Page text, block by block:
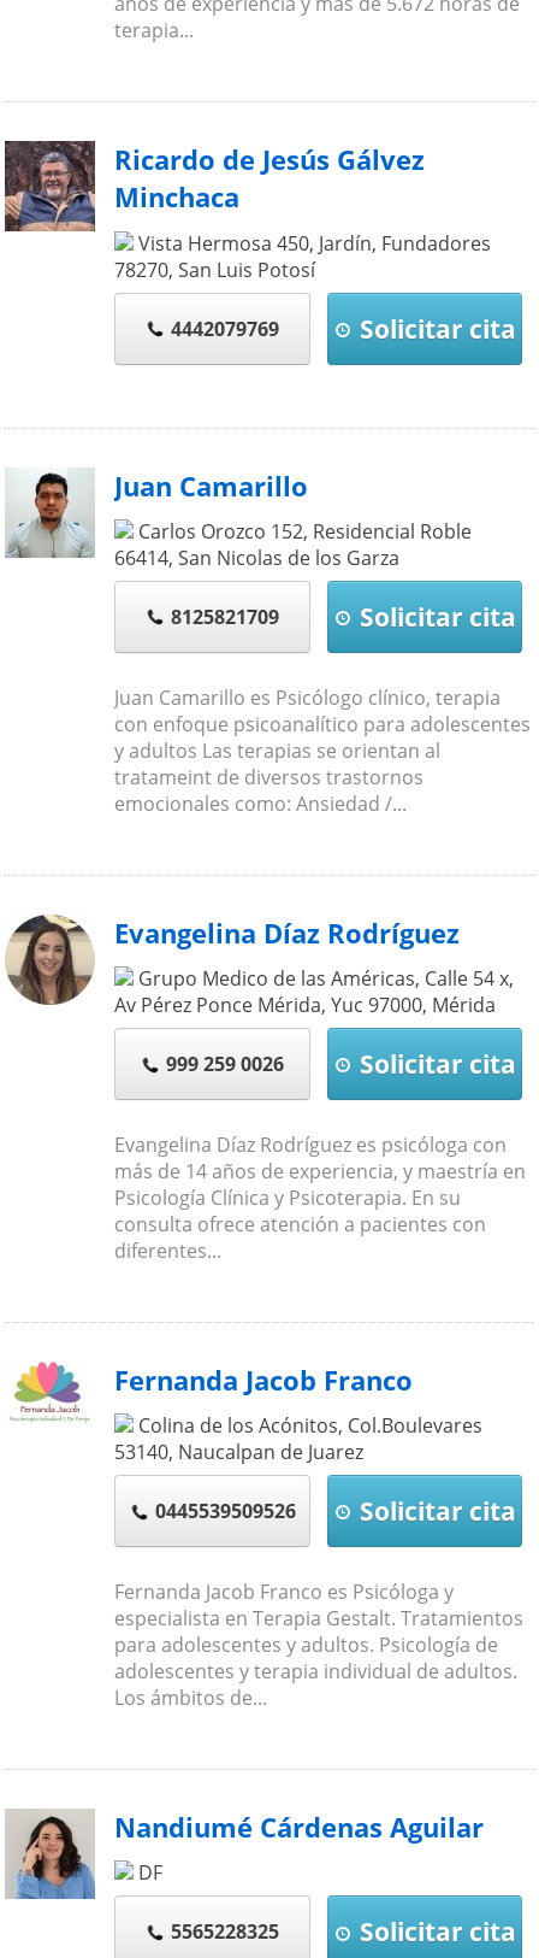
terapia...
Ricardo de Jesús Gálvez
Minchaca
Vista Hermosa 450, Jardín, Fundadores
78270,San Luis Potosí
4442079769 Solicitar cita
Juan Camarillo
Carlos Orozco 152, Residencial Roble
66414,San Nicolas de los Garza
8125821709 Solicitar cita
Juan Camarillo es Psicólogo clínico, terapia
con enfoque psicoanalítico para adolescentes
y adultos Las terapias se orientan al
tratameint de diversos trastornos
emocionales como: Ansiedad /...
Evangelina Díaz Rodríguez
Grupo Medico de las Américas, Calle 54 x,
Av Pérez Ponce Mérida, Yuc 97000, Mérida
999 259 0026 Solicitar cita
Evangelina Díaz Rodríguez es psicóloga con
más de 14 años de experiencia, y maestría en
Psicología Clínica y Psicoterapia. En su
consulta ofrece atención a pacientes con
diferentes...
Fernanda Jacob Franco
Colina de los Acónitos, Col.Boulevares
53140, Naucalpan de Juarez
0445539509526 Solicitar cita
Fernanda Jacob Franco es Psicóloga y
especialista en Terapia Gestalt. Tratamientos
para adolescentes y adultos. Psicología de
adolescentes y terapia individual de adultos.
Los ámbitos de...
Nandiumé Cárdenas Aguilar
DF
5565228325 Solicitar cita